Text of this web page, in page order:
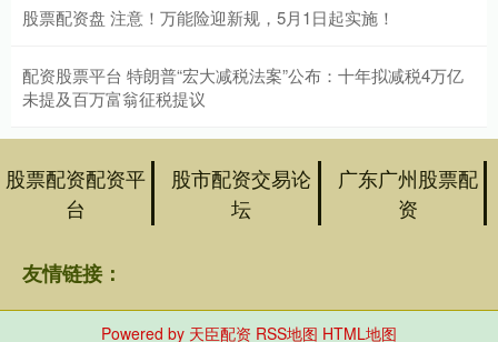
股票配资盘 注意！万能险迎新规，5月1日起实施！
配资股票平台 特朗普“宏大减税法案”公布：十年拟减税4万亿
未提及百万富翁征税提议
股票配资配资平
台
股市配资交易论
坛
广东广州股票配
资
友情链接：
Powered by 天臣配资 RSS地图 HTML地图